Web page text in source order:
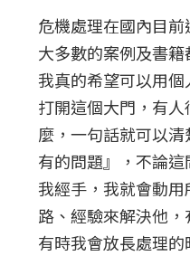
危機處理在國內目前
大多數的案例及書
我真的希望可以用
打開這個大門，有
麼，一句話就可以
有的問題』，不論
我經手，我就會動
路、經驗來解決他
有時我會放長處理